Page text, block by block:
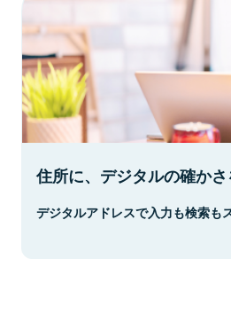
住所に、デジタルの確かさ
デジタルアドレスで入力も検索も